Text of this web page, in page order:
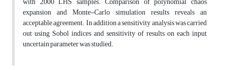
expansion and Monte-Carlo simulation results reveals an
acceptable agreement. In addition a sensitivity analysis was carried
out using Sobol indices and sensitivity of results on each input
uncertain parameter was studied.